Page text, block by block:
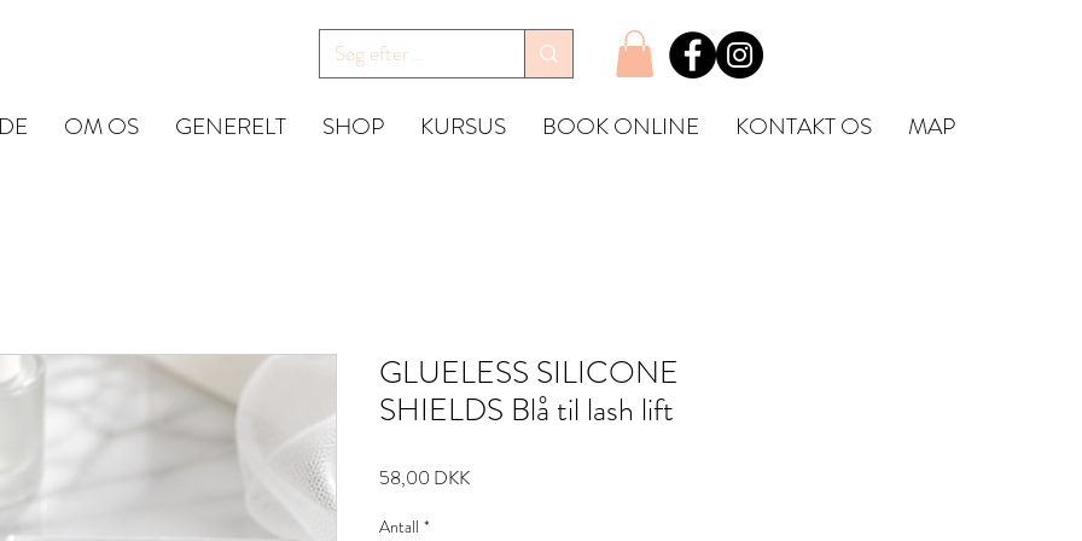
OM OS GENERELT SHOP KURSUS BOOK ONLINE KONTAKT OS MAP
GLUELESS SILICONE
SHIELDS Blå til lash lift
58,00 DKKPris
Antall *